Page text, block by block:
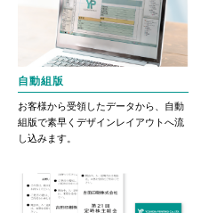
自動組版
お客様から受領したデータから、自動
組版で素早くデザインレイアウトへ流
し込みます。